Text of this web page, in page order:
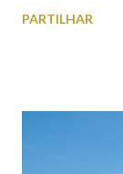
subterrâneos)
subterrâneos. O
2ª a 5ª feira a
PARTILHAR